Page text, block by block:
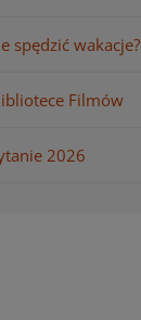
spędzić wakacje?
Filmów
2026